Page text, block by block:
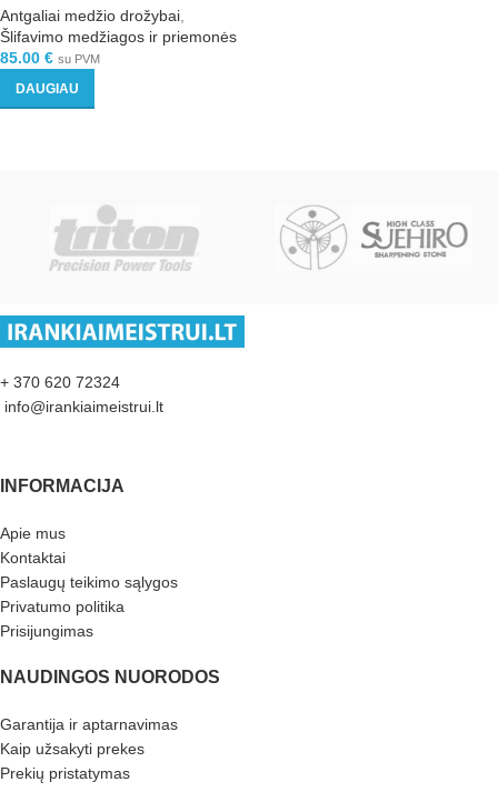
Antgaliai medžio drožybai
Šlifavimo medžiagos ir priemonės
85.00 € su PVM
DAUGIAU
+ 370 620 72324
info@irankiaimeistrui.lt
INFORMACIJA
Apie mus
Kontaktai
Paslaugų teikimo sąlygos
Privatumo politika
Prisijungimas
NAUDINGOS NUORODOS
Garantija ir aptarnavimas
Kaip užsakyti prekes
Prekių pristatymas